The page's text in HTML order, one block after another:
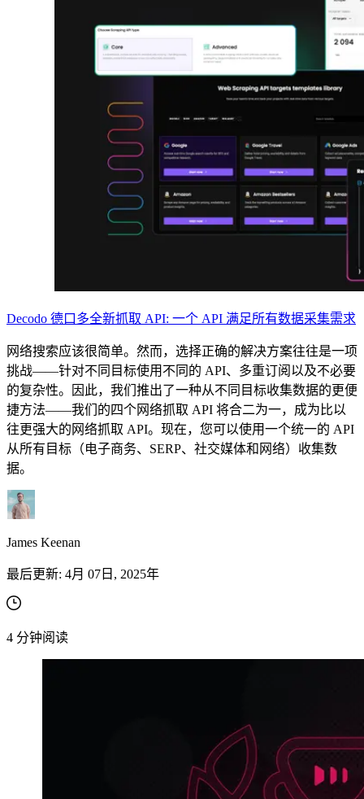
Decodo 德口多全新抓取 API: 一个 API 满足所有数据采集需求
网络搜索应该很简单。然而，选择正确的解决方案往往是一项
挑战——针对不同目标使用不同的 API、多重订阅以及不必要
的复杂性。因此，我们推出了一种从不同目标收集数据的更便
捷方法——我们的四个网络抓取 API 将合二为一，成为比以
往更强大的网络抓取 API。现在，您可以使用一个统一的 API
从所有目标（电子商务、SERP、社交媒体和网络）收集数
据。
James Keenan
最后更新: 4月 07日, 2025年
4 分钟阅读